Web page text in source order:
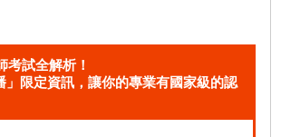
考試全解析！
」限定資訊，讓你的專業有國家級的認